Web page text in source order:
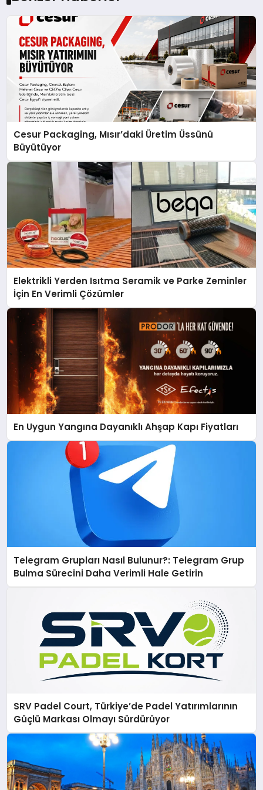
Cesur Packaging, Mısır’daki Üretim Üssünü
Büyütüyor
Elektrikli Yerden Isıtma Seramik ve Parke Zeminler
İçin En Verimli Çözümler
En Uygun Yangına Dayanıklı Ahşap Kapı Fiyatları
Telegram Grupları Nasıl Bulunur?: Telegram Grup
Bulma Sürecini Daha Verimli Hale Getirin
SRV Padel Court, Türkiye’de Padel Yatırımlarının
Güçlü Markası Olmayı Sürdürüyor